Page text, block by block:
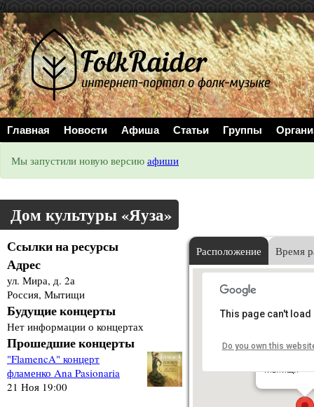
//
Главная Новости Афиша Статьи Группы
Мы запустили новую версию афиши
Дом культуры «Яуза»
Ссылки на ресурсы
Адрес
ул. Мира, д. 2а
Россия, Мытищи
Будущие концерты
Нет информации о концертах
Прошедшие концерты
"FlamencA" концерт
фламенко Ana Pasionaria
21 Ноя 19:00
Расположение Время
Дом
Мытищи
This page can't
Do you own this